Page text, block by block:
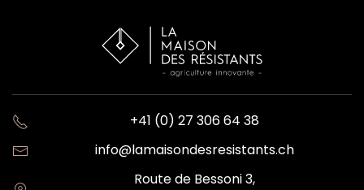
+41 (0) 27 306 64 38
info@lamaisondesresistants.ch
Route de Bessoni 3,